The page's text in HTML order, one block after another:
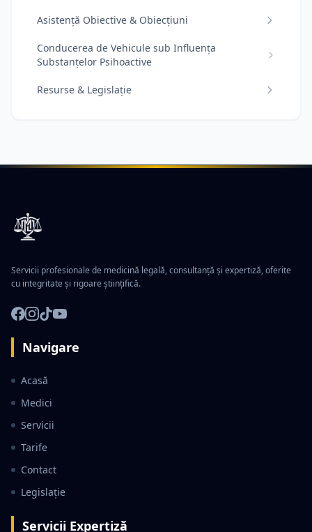
Asistență Obiective & Obiecțiuni
Conducerea de Vehicule sub Influența
Substanțelor Psihoactive
Resurse & Legislație
Servicii profesionale de medicină legală, consultanță și expertiză, oferite
cu integritate și rigoare științifică.
Navigare
Acasă
Medici
Servicii
Tarife
Contact
Legislație
Servicii Expertiză